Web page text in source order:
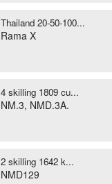
Thailand 20-50-100...
Rama X
4 skilling 1809 cu...
NM.3, NMD.3A.
2 skilling 1642 k...
NMD129